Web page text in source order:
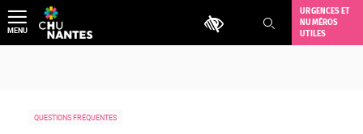
Aller
au
contenu
Outils d'accessibilité
URGENCES ET
NUMÉROS
UTILES
MENU
QUESTIONS FRÉQUENTES